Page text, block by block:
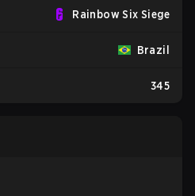
Rainbow Six Siege
Brazil
345